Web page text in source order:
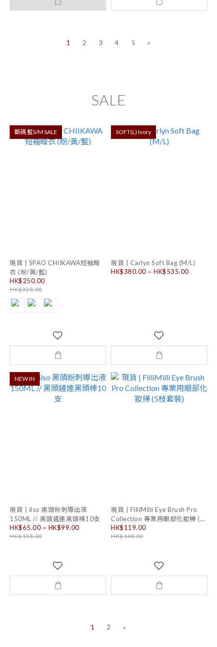
1 2 3 4 5 »
SALE
斷碼 藍S/M SALE
現貨 | SPAO CHIIKAWA短袖睡
衣 (粉/黃/藍)
HK$250.00
HK$328.00
SOFT(L) Ivory
現貨 | Carlyn Soft Bag (M/L)
HK$380.00 ~ HK$535.00
NEW IN
現貨 | ilso 黑頭粉刺導出液
150ML // 黑頭鏟連黑頭棒10支
HK$65.00 ~ HK$99.00
HK$138.00
現貨 | FilliMilli Eye Brush Pro
Collection 專業用眼部化妝掃 (5
枝套裝)
HK$119.00
HK$148.00
1 2 »